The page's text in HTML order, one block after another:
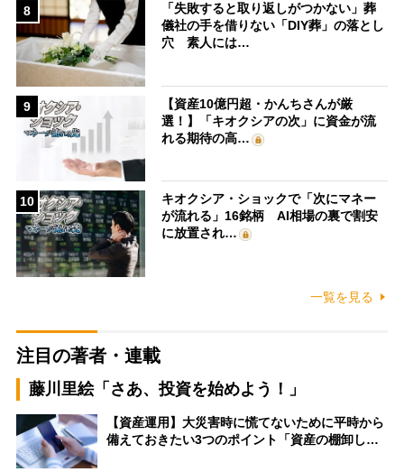
8
「失敗すると取り返しがつかない」葬
儀社の手を借りない「DIY葬」の落とし
穴 素人には…
9
【資産10億円超・かんちさんが厳
選！】「キオクシアの次」に資金が流
れる期待の高…
10
キオクシア・ショックで「次にマネー
が流れる」16銘柄 AI相場の裏で割安
に放置され…
一覧を見る
注目の著者・連載
藤川里絵「さあ、投資を始めよう！」
【資産運用】大災害時に慌てないために平時から
備えておきたい3つのポイント「資産の棚卸し…